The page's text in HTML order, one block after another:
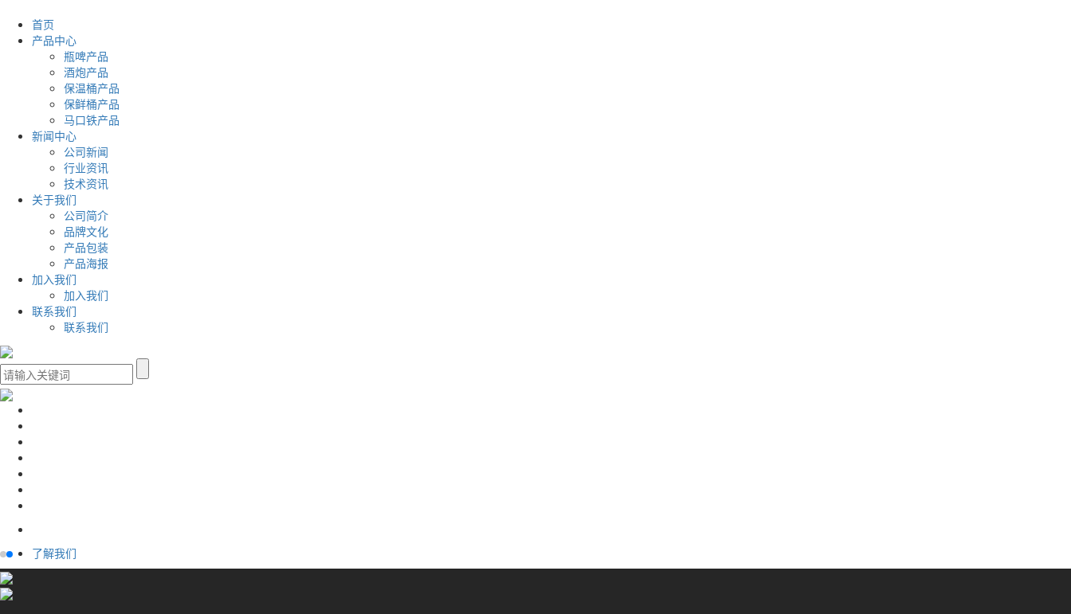
首页
产品中心
瓶啤产品
酒炮产品
保温桶产品
保鲜桶产品
马口铁产品
新闻中心
公司新闻
行业资讯
技术资讯
关于我们
公司简介
品牌文化
产品包装
产品海报
加入我们
加入我们
联系我们
联系我们
了解我们